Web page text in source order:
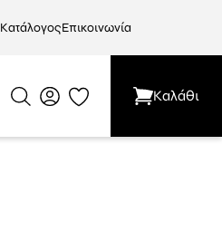
ΚατάλογοςΕπικοινωνία
Καλάθι